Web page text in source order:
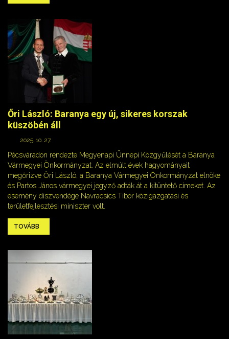
Őri László: Baranya egy új, sikeres korszak
küszöbén áll
2025. 10. 27.
Pécsváradon rendezte Megyenapi Ünnepi Közgyűlését a Baranya
Vármegyei Önkormányzat. Az elmúlt évek hagyományait
megőrizve Őri László, a Baranya Vármegyei Önkormányzat elnöke
és Partos János vármegyei jegyző adták át a kitüntető címeket. Az
esemény díszvendége Navracsics Tibor közigazgatási és
területfejlesztési miniszter volt.
TOVÁBB